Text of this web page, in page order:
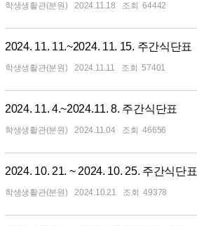
학생생활관(분원) 2024.11.18 64442
2024. 11. 11.~2024. 11. 15. 주간식단표
학생생활관(분원) 2024.11.11 57401
2024. 11. 4.~2024.11. 8. 주간식단표
학생생활관(분원) 2024.11.04 46656
2024. 10. 21. ~ 2024. 10. 25. 주간식단표
학생생활관(분원) 2024.10.21 49378